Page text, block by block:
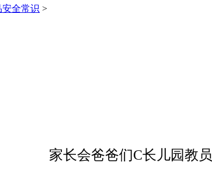
安全常识 >
家长会爸爸们C长儿园教员